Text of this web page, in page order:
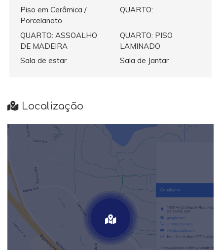
Piso em Cerâmica /
Porcelanato
QUARTO:
QUARTO: ASSOALHO
DE MADEIRA
QUARTO: PISO
LAMINADO
Sala de estar
Sala de Jantar
Localização